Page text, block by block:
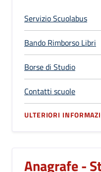
Servizio Scuolabus
Bando Rimborso Libri
Borse di Studio
Contatti scuole
ULTERIORI
Anagrafe -